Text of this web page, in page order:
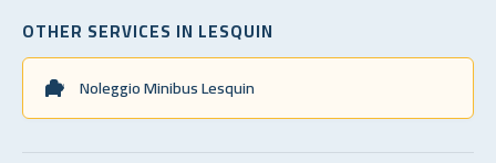
OTHER SERVICES IN LESQUIN
Noleggio Minibus Lesquin